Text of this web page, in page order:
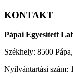
KONTAKT
Pápai Egyesített
Székhely: 8500
Nyilvántartási szám: